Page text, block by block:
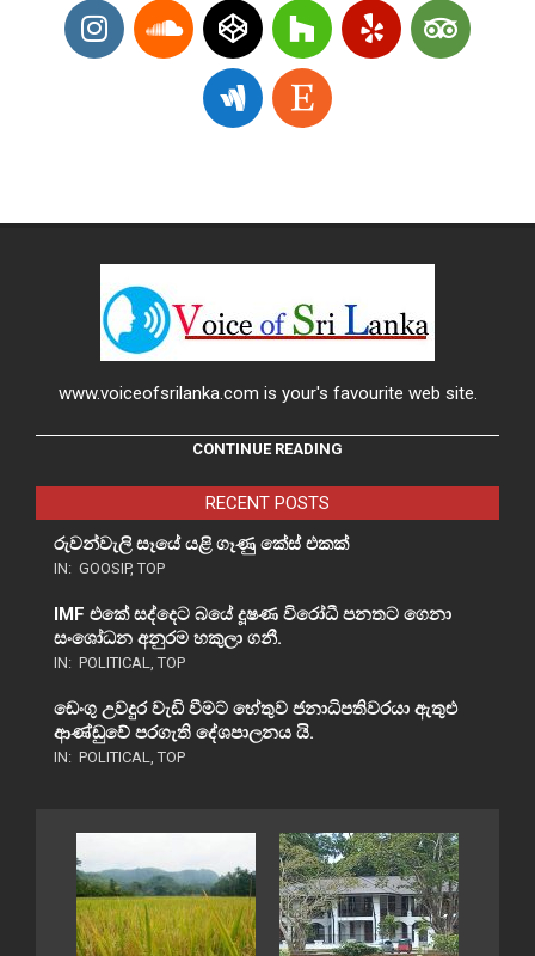
www.voiceofsrilanka.com is your's favourite web site.
CONTINUE READING
RECENT POSTS
රුවන්වැලි සෑයේ යළි ගෑණු කේස් එකක්
IN: GOOSIP, TOP
IMF එකේ සද්දෙට බයේ දූෂණ විරෝධී පනතට ගෙනා
සංශෝධන අනුරම හකුලා ගනී.
IN: POLITICAL, TOP
ඩෙංගු උවදුර වැඩි වීමට හේතුව ජනාධිපතිවරයා ඇතුළු
ආණ්ඩුවේ පරගැති දේශපාලනය යි.
IN: POLITICAL, TOP